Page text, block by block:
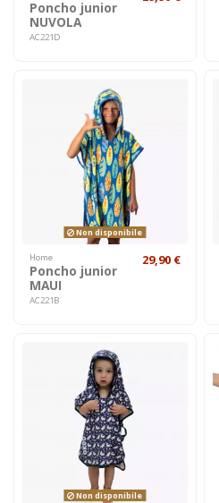
Poncho junior
NUVOLA
AC221D
Non disponibile
Home
Poncho junior
MAUI
AC221B
29,90 €
Non disponibile